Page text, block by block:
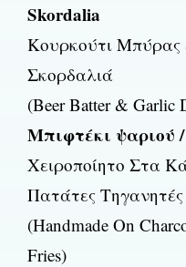
Skordalia
Κουρκούτι Μπύρας
Σκορδαλιά
(Beer Batter & Garlic
Μπιφτέκι ψαριού
Χειροποίητο Στα
Πατάτες Τηγανητές
(Handmade On
Fries)